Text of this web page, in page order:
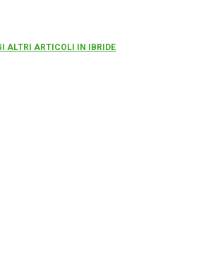
ALTRI ARTICOLI IN IBRIDE